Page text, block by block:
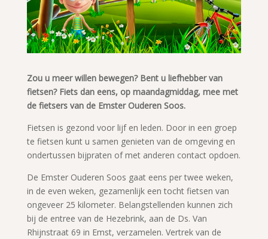
Zou u meer willen bewegen? Bent u liefhebber van
fietsen? Fiets dan eens, op maandagmiddag, mee met
de fietsers van de Emster Ouderen Soos.
Fietsen is gezond voor lijf en leden. Door in een groep
te fietsen kunt u samen genieten van de omgeving en
ondertussen bijpraten of met anderen contact opdoen.
De Emster Ouderen Soos gaat eens per twee weken,
in de even weken, gezamenlijk een tocht fietsen van
ongeveer 25 kilometer. Belangstellenden kunnen zich
bij de entree van de Hezebrink, aan de Ds. Van
Rhijnstraat 69 in Emst, verzamelen. Vertrek van de